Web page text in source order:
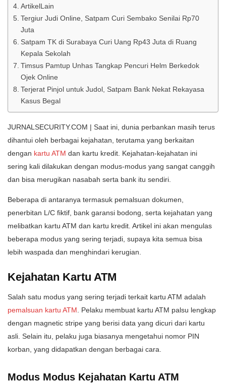
ArtikelLain
Tergiur Judi Online, Satpam Curi Sembako Senilai Rp70
Juta
Satpam TK di Surabaya Curi Uang Rp43 Juta di Ruang
Kepala Sekolah
Timsus Pamtup Unhas Tangkap Pencuri Helm Berkedok
Ojek Online
Terjerat Pinjol untuk Judol, Satpam Bank Nekat Rekayasa
Kasus Begal
JURNALSECURITY.COM | Saat ini, dunia perbankan masih terus
dihantui oleh berbagai kejahatan, terutama yang berkaitan
dengan kartu ATM dan kartu kredit. Kejahatan-kejahatan ini
sering kali dilakukan dengan modus-modus yang sangat canggih
dan bisa merugikan nasabah serta bank itu sendiri.
Beberapa di antaranya termasuk pemalsuan dokumen,
penerbitan L/C fiktif, bank garansi bodong, serta kejahatan yang
melibatkan kartu ATM dan kartu kredit. Artikel ini akan mengulas
beberapa modus yang sering terjadi, supaya kita semua bisa
lebih waspada dan menghindari kerugian.
Kejahatan Kartu ATM
Salah satu modus yang sering terjadi terkait kartu ATM adalah
pemalsuan kartu ATM. Pelaku membuat kartu ATM palsu lengkap
dengan magnetic stripe yang berisi data yang dicuri dari kartu
asli. Selain itu, pelaku juga biasanya mengetahui nomor PIN
korban, yang didapatkan dengan berbagai cara.
Modus Modus Kejahatan Kartu ATM